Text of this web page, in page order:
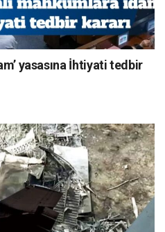
yasasına İhtiyati tedbir